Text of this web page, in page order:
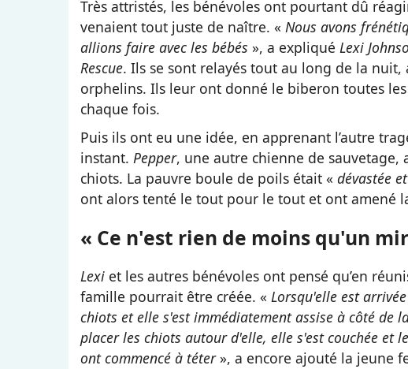
Très attristés, les bénévoles ont pourtant dû
venaient tout juste de naître. « Nous avons
allions faire avec les bébés », a expliqué Lexi
Rescue. Ils se sont relayés tout au long de la nuit,
orphelins. Ils leur ont donné le biberon toutes
chaque fois.
Puis ils ont eu une idée, en apprenant l’autre
instant. Pepper, une autre chienne de
chiots. La pauvre boule de poils était « dévastée
ont alors tenté le tout pour le tout et ont amené
« Ce n'est rien de moins qu'un
Lexi et les autres bénévoles ont pensé qu’en
famille pourrait être créée. « Lorsqu'elle est
chiots et elle s'est immédiatement assise à côté de
placer les chiots autour d'elle, elle s'est couchée et
ont commencé à téter», a encore ajouté la jeune